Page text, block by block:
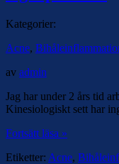
Kategorier:
Acne,
av admin
Jag har under 2 års tid
Kinesiologiskt sett har
Fortsätt läsa »
Etiketter: Acne,